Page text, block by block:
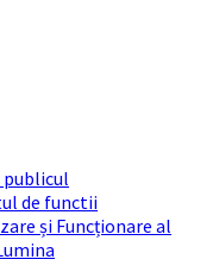
publicul
de functii
și Funcționare al